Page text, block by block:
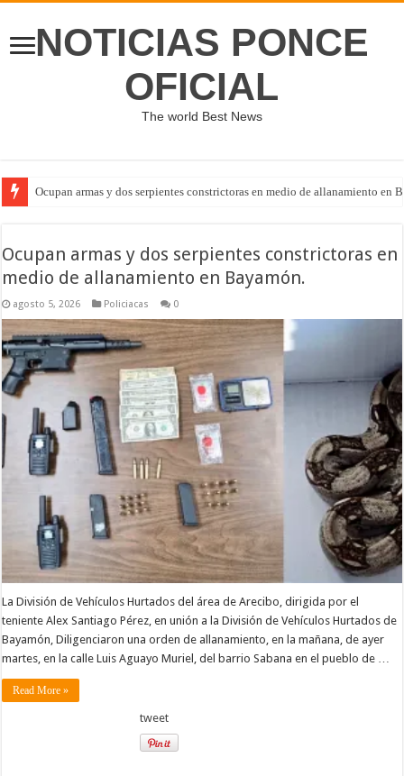
NOTICIAS PONCE
OFICIAL
The world Best News
Ocupan armas y dos serpientes constrictoras en medio de allanamiento en
Ocupan armas y dos serpientes constrictoras en
medio de allanamiento en Bayamón.
agosto 5, 2026 Policiacas 0
La División de Vehículos Hurtados del área de Arecibo, dirigida por el
teniente Alex Santiago Pérez, en unión a la División de Vehículos Hurtados de
Bayamón, Diligenciaron una orden de allanamiento, en la mañana, de ayer
martes, en la calle Luis Aguayo Muriel, del barrio Sabana en el pueblo de …
Read More »
tweet